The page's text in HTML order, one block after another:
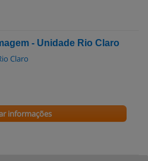
- Unidade Rio Claro
Claro
informações